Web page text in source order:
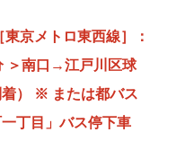
京メトロ東西線］：
＞南口→江戸川区球
） ※ または都バス
一丁目」バス停下車